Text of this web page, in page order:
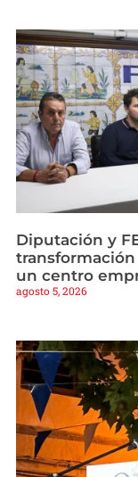
Diputación y
un centro
agosto 5, 2026